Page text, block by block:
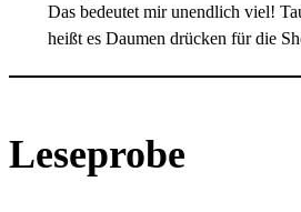
Das bedeutet mir unendlich viel!
heißt es Daumen drücken für die
Leseprobe